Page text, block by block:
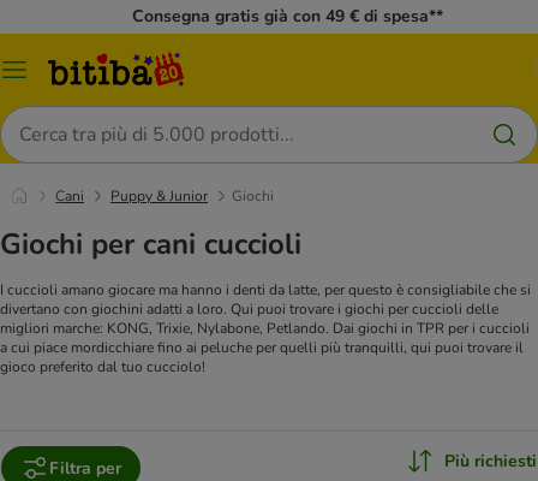
Consegna gratis già con 49 € di spesa**
Overview
Cerca
Cani Puppy & Junior Giochi
Giochi per cani cuccioli
I cuccioli amano giocare ma hanno i denti da latte, per questo è consigliabile che si
divertano con giochini adatti a loro. Qui puoi trovare i giochi per cuccioli delle
migliori marche: KONG, Trixie, Nylabone, Petlando. Dai giochi in TPR per i cuccioli
a cui piace mordicchiare fino ai peluche per quelli più tranquilli, qui puoi trovare il
gioco preferito dal tuo cucciolo!
Filtra per Più richiesti